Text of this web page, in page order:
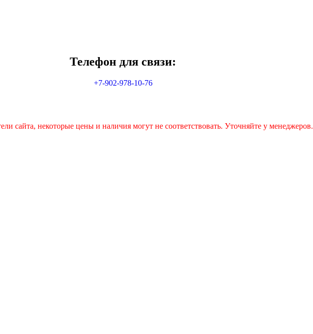
Телефон для связи:
+7-902-978-10-76
сайта, некоторые цены и наличия могут не соответствовать. Уточняйте у менеджеров.